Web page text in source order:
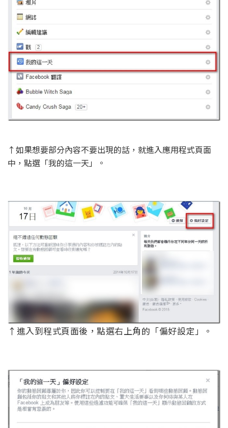
↑如果想要部分內容不要出現的話，就進入應用程式頁面
中，點選「我的這一天」。
↑進入到程式頁面後，點選右上角的「偏好設定」。